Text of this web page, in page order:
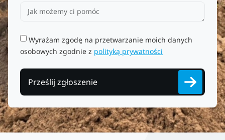
Wyrażam zgodę na przetwarzanie moich danych
osobowych zgodnie z polityką prywatności
Prześlij zgłoszenie